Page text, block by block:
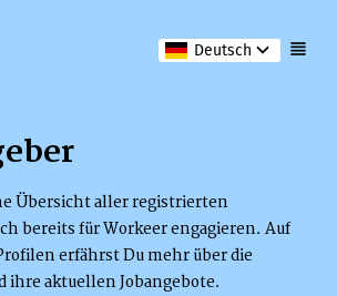
Deutsch
Übersicht aller registrierten
bereits für Workeer engagieren. Auf
erfährst Du mehr über die
aktuellen Jobangebote.